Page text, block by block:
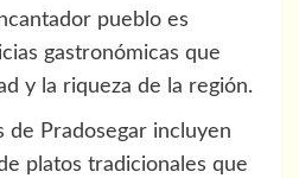
pueblo es
gastronómicas que
y la riqueza de la región.
de Pradosegar incluyen
platos tradicionales que